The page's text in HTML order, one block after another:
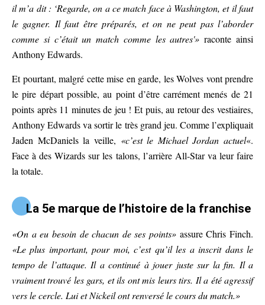
il m’a dit : ‘Regarde, on a ce match face à Washington, et il faut
le gagner. Il faut être préparés, et on ne peut pas l’aborder
comme si c’était un match comme les autres'» raconte ainsi
Anthony Edwards.
Et pourtant, malgré cette mise en garde, les Wolves vont prendre
le pire départ possible, au point d’être carrément menés de 21
points après 11 minutes de jeu ! Et puis, au retour des vestiaires,
Anthony Edwards va sortir le très grand jeu. Comme l’expliquait
Jaden McDaniels la veille, «c’est le Michael Jordan actuel«.
Face à des Wizards sur les talons, l’arrière All-Star va leur faire
la totale.
La 5e marque de l’histoire de la franchise
«On a eu besoin de chacun de ses points» assure Chris Finch.
«Le plus important, pour moi, c’est qu’il les a inscrit dans le
tempo de l’attaque. Il a continué à jouer juste sur la fin. Il a
vraiment trouvé les gars, et ils ont mis leurs tirs. Il a été agressif
vers le cercle. Lui et Nickeil ont renversé le cours du match.»